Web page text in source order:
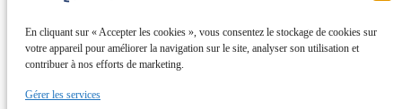
En cliquant sur « Accepter les cookies », vous consentez le stockage de cookies sur
votre appareil pour améliorer la navigation sur le site, analyser son utilisation et
contribuer à nos efforts de marketing.
Gérer les services
de francisation en tant que tel
MAA : Non, en effet. Il ne s’agit pas de cours de français,
consolider ses acquis, partager et, pourquoi pas, développer